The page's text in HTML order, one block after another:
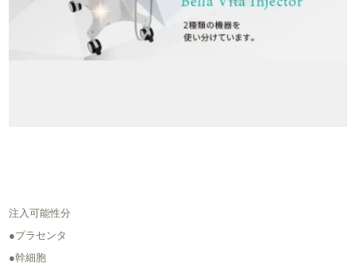
注入可能性分
●プラセンタ
●幹細胞